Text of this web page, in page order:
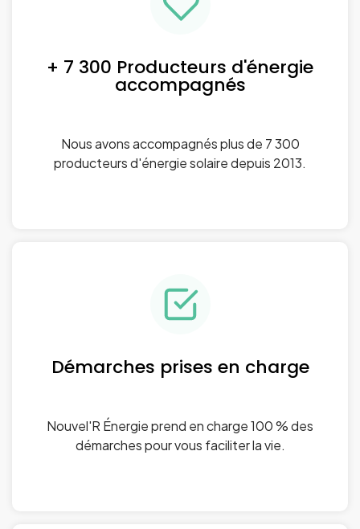
+ 7 300 Producteurs d'énergie
accompagnés
Nous avons accompagnés plus de 7 300
producteurs d'énergie solaire depuis 2013.
Démarches prises en charge
Nouvel'R Énergie prend en charge 100 % des
démarches pour vous faciliter la vie.